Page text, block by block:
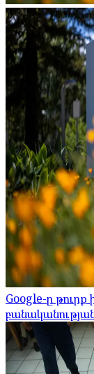
Google-ը